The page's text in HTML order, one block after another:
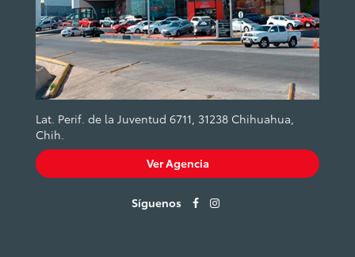
Lat. Perif. de la Juventud 6711, 31238 Chihuahua,
Chih.
Ver Agencia
Síguenos